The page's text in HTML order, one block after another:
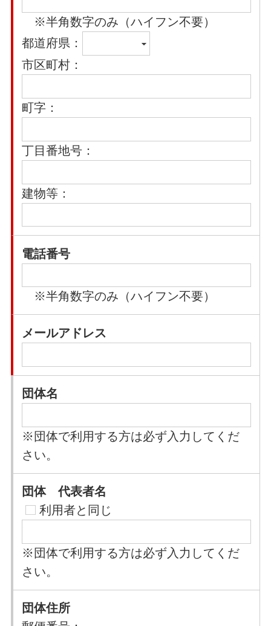
※半角数字のみ（ハイフン不要）
都道府県：
市区町村：
町字：
丁目番地号：
建物等：
電話番号
※半角数字のみ（ハイフン不要）
メールアドレス
団体名
※団体で利用する方は必ず入力してくだ
さい。
団体 代表者名
利用者と同じ
※団体で利用する方は必ず入力してくだ
さい。
団体住所